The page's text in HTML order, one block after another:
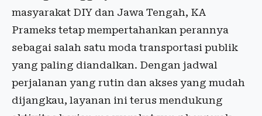
masyarakat DIY dan Jawa Tengah, KA
Prameks tetap mempertahankan perannya
sebagai salah satu moda transportasi publik
yang paling diandalkan. Dengan jadwal
perjalanan yang rutin dan akses yang mudah
dijangkau, layanan ini terus mendukung